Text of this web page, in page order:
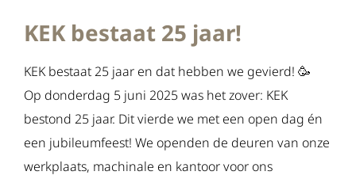
KEK bestaat 25 jaar!
KEK bestaat 25 jaar en dat hebben we gevierd! 🥳
Op donderdag 5 juni 2025 was het zover: KEK
bestond 25 jaar. Dit vierde we met een open dag én
een jubileumfeest! We openden de deuren van onze
werkplaats, machinale en kantoor voor ons